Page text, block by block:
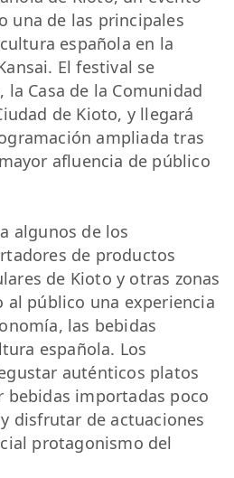
una de las principales
española en la
El festival se
Casa de la Comunidad
de Kioto, y llegará
ampliada tras
afluencia de público
algunos de los
de productos
de Kioto y otras zonas
al público una experiencia
las bebidas
española. Los
auténticos platos
bebidas importadas poco
disfrutar de actuaciones
protagonismo del